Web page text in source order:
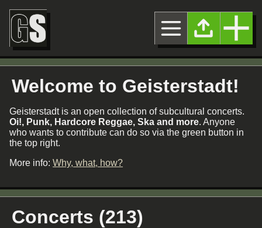
Welcome to Geisterstadt!
Geisterstadt is an open collection of subcultural concerts.
Oi!, Punk, Hardcore Reggae, Ska and more. Anyone
who wants to contribute can do so via the green button in
the top right.
More info: Why, what, how?
Concerts (213)